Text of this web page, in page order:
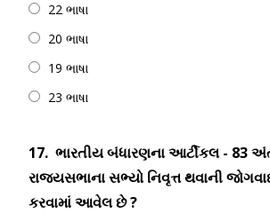
22 ભાષા
20 ભાષા
19 ભાષા
23 ભાષા
17. ભારતીય બંધારણના આર્ટીકલ - 83
રાજ્યસભાના સભ્યો નિવૃત્ત થવાની
કરવામાં આવેલ છે ?